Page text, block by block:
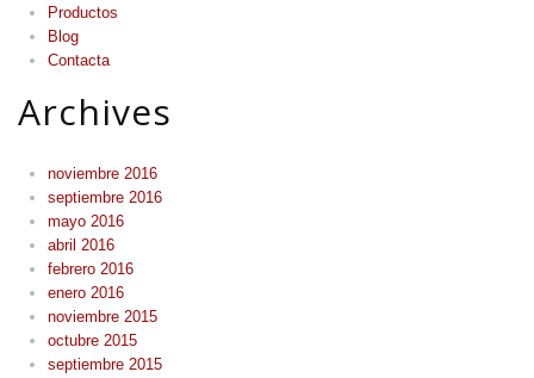
Productos
Blog
Contacta
Archives
noviembre 2016
septiembre 2016
mayo 2016
abril 2016
febrero 2016
enero 2016
noviembre 2015
octubre 2015
septiembre 2015